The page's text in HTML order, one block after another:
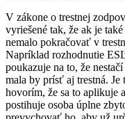
V zákone o trestnej
vyriešené tak, že ak je
nemalo pokračovať v
Napríklad rozhodnutie
poukazuje na to, že
mala by prísť aj trestná. Je
hovorím, že sa to aplikuje
postihuje osoba úplne